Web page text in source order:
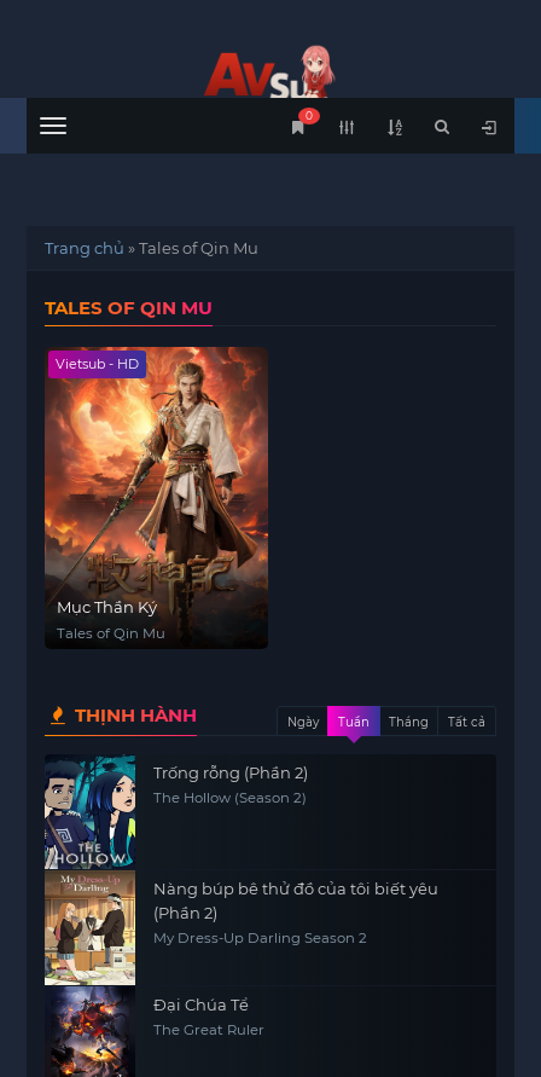
Menu
0
Trang chủ »Tales of Qin Mu
TALES OF QIN MU
Vietsub - HD
Mục Thần Ký
Tales of Qin Mu
THỊNH HÀNH Ngày Tuần Tháng Tất cả
Trống rỗng (Phần 2)
The Hollow (Season 2)
Nàng búp bê thử đồ của tôi biết yêu
(Phần 2)
My Dress-Up Darling Season 2
Đại Chúa Tể
The Great Ruler